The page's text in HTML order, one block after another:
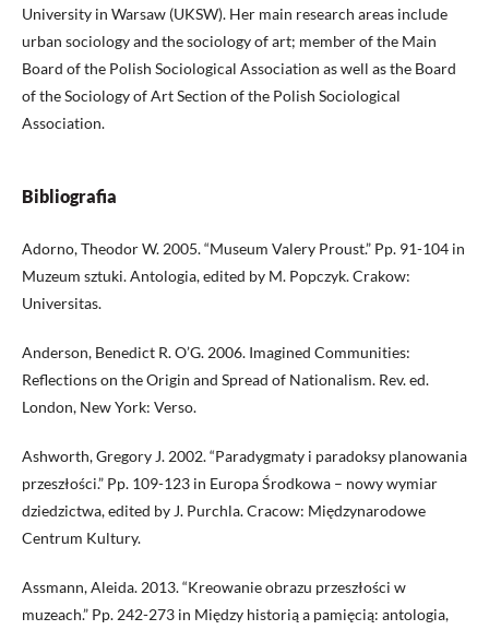
University in Warsaw (UKSW). Her main research areas include
urban sociology and the sociology of art; member of the Main
Board of the Polish Sociological Association as well as the Board
of the Sociology of Art Section of the Polish Sociological
Association.
Bibliografia
Adorno, Theodor W. 2005. “Museum Valery Proust.” Pp. 91-104 in
Muzeum sztuki. Antologia, edited by M. Popczyk. Crakow:
Universitas.
Anderson, Benedict R. O’G. 2006. Imagined Communities:
Reflections on the Origin and Spread of Nationalism. Rev. ed.
London, New York: Verso.
Ashworth, Gregory J. 2002. “Paradygmaty i paradoksy planowania
przeszłości.” Pp. 109-123 in Europa Środkowa – nowy wymiar
dziedzictwa, edited by J. Purchla. Cracow: Międzynarodowe
Centrum Kultury.
Assmann, Aleida. 2013. “Kreowanie obrazu przeszłości w
muzeach.” Pp. 242-273 in Między historią a pamięcią: antologia,